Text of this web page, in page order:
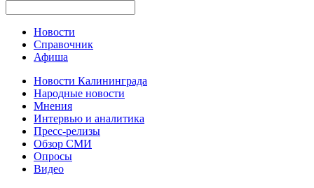
Новости
Справочник
Афиша
Новости Калининграда
Народные новости
Мнения
Интервью и аналитика
Пресс-релизы
Обзор СМИ
Опросы
Видео